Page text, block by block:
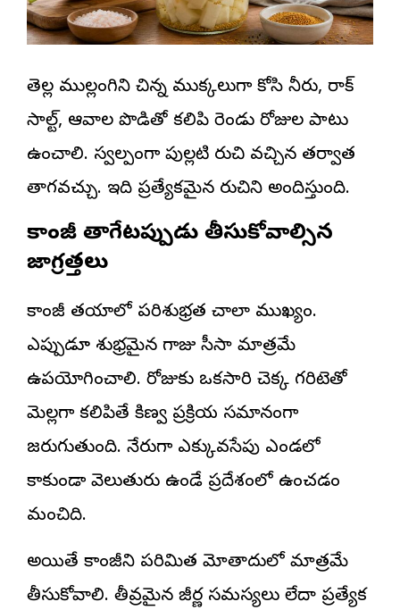
తెల్ల ముల్లంగిని చిన్న ముక్కలుగా కోసి నీరు, రాక్
సాల్ట్, ఆవాల పొడితో కలిపి రెండు రోజుల పాటు
ఉంచాలి. స్వల్పంగా పుల్లటి రుచి వచ్చిన తర్వాత
తాగవచ్చు. ఇది ప్రత్యేకమైన రుచిని అందిస్తుంది.
కాంజీ తాగేటప్పుడు తీసుకోవాల్సిన
జాగ్రత్తలు
కాంజీ తయారీలో పరిశుభ్రత చాలా ముఖ్యం.
ఎప్పుడూ శుభ్రమైన గాజు సీసా మాత్రమే
ఉపయోగించాలి. రోజుకు ఒకసారి చెక్క గరిటెతో
మెల్లగా కలిపితే కిణ్వ ప్రక్రియ సమానంగా
జరుగుతుంది. నేరుగా ఎక్కువసేపు ఎండలో
కాకుండా వెలుతురు ఉండే ప్రదేశంలో ఉంచడం
మంచిది.
అయితే కాంజీని పరిమిత మోతాదులో మాత్రమే
తీసుకోవాలి. తీవ్రమైన జీర్ణ సమస్యలు లేదా ప్రత్యేక